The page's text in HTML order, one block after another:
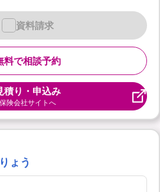
料で相談予約
資料請求
積り・申込み
保険会社サイトへ
ょう